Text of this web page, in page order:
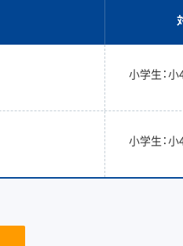
小学生：小
小学生：小